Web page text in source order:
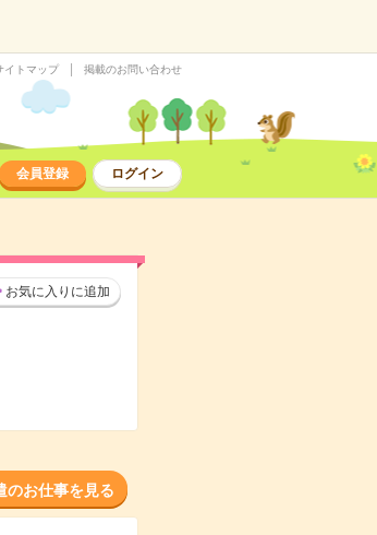
イトマップ 掲載のお問い合わせ
会員登録 ログイン
お気に入りに追加
のお仕事を見る